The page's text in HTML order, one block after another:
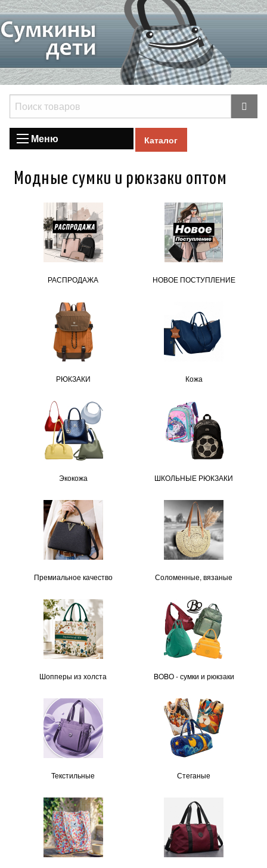
Меню Каталог
Модные сумки и рюкзаки оптом
РАСПРОДАЖА НОВОЕ ПОСТУПЛЕНИЕ
РЮКЗАКИ Кожа
Экокожа ШКОЛЬНЫЕ РЮКЗАКИ
Премиальное качество Соломенные, вязаные
Шопперы из холста BOBО - сумки и рюкзаки
Текстильные Стеганые